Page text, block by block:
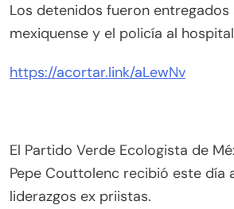
Los detenidos fueron entregados
mexiquense y el policía al hospital
https://acortar.link/aLewNv
El Partido Verde Ecologista de
Pepe Couttolenc recibió este día
liderazgos ex priistas.